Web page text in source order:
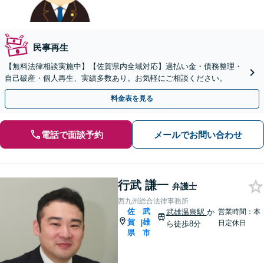
民事再生
【無料法律相談実施中】【佐賀県内全域対応】過払い金・債務整理・
自己破産・個人再生、実績多数あり。お気軽にご相談ください。
料金表を見る
電話で面談予約 メールでお問い合わせ
行武 謙一 弁護士
西九州総合法律事務所
佐
賀
県
|
武
雄
市
武雄温泉駅 か
ら徒歩8分
営業時間：本
日定休日